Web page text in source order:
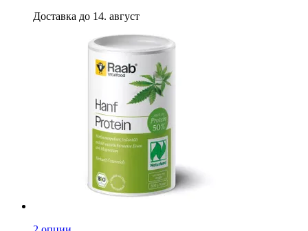
Доставка до 14. август